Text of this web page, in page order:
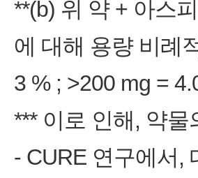
**(b) 위 약 + 아스
에 대해 용량 비례
3 % ; >200 mg =
*** 이로 인해, 약
- CURE 연구에서,